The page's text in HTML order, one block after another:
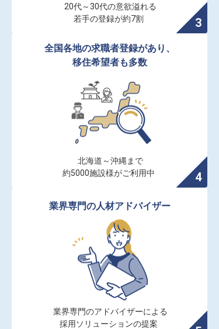
20代～30代の意欲溢れる
若手の登録が約7割
全国各地の求職者登録があり、
移住希望者も多数
北海道～沖縄まで
約5000施設様がご利用中
業界専門の人材アドバイザー
業界専門のアドバイザーによる
採用ソリューションの提案